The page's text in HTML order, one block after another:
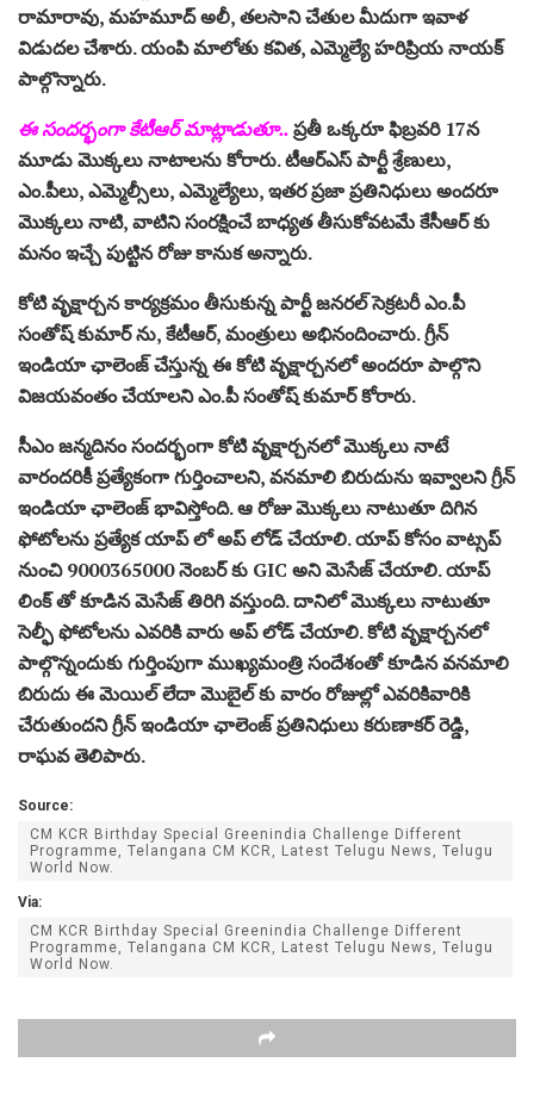
రామారావు, మహమూద్ అలీ, తలసాని చేతుల మీదుగా ఇవాళ
విడుదల చేశారు. యంపి మాలోతు కవిత, ఎమ్మెల్యే హరిప్రియ నాయక్
పాల్గొన్నారు.
ఈ సందర్భంగా కేటీఆర్‌ మాట్లాడుతూ..ప్రతీ ఒక్కరూ ఫిబ్రవరి 17న
మూడు మొక్కలు నాటాలను కోరారు. టీఆర్ఎస్ పార్టీ శ్రేణులు,
ఎం.పీలు, ఎమ్మెల్సీలు, ఎమ్మెల్యేలు, ఇతర ప్రజా ప్రతినిధులు అందరూ
మొక్కలు నాటి, వాటిని సంరక్షించే బాధ్యత తీసుకోవటమే కేసీఆర్ కు
మనం ఇచ్చే పుట్టిన రోజు కానుక అన్నారు.
కోటి వృక్షార్చన కార్యక్రమం తీసుకున్న పార్టీ జనరల్ సెక్రటరీ ఎం.పీ
సంతోష్ కుమార్ ను, కేటీఆర్‌, మంత్రులు అభినందించారు. గ్రీన్
ఇండియా ఛాలెంజ్ చేస్తున్న ఈ కోటి వృక్షార్చనలో అందరూ పాల్గొని
విజయవంతం చేయాలని ఎం.పీ సంతోష్ కుమార్ కోరారు.
సీఎం జన్మదినం సందర్భంగా కోటి వృక్షార్చనలో మొక్కలు నాటే
వారందరికీ ప్రత్యేకంగా గుర్తించాలని, వనమాలి బిరుదును ఇవ్వాలని గ్రీన్
ఇండియా ఛాలెంజ్ భావిస్తోంది. ఆ రోజు మొక్కలు నాటుతూ దిగిన
ఫోటోలను ప్రత్యేక యాప్ లో అప్ లోడ్ చేయాలి. యాప్ కోసం వాట్సప్
నుంచి 9000365000 నెంబర్ కు GIC అని మెసేజ్ చేయాలి. యాప్
లింక్ తో కూడిన మెసేజ్ తిరిగి వస్తుంది. దానిలో మొక్కలు నాటుతూ
సెల్ఫీ ఫోటోలను ఎవరికి వారు అప్ లోడ్ చేయాలి. కోటి వృక్షార్చనలో
పాల్గొన్నందుకు గుర్తింపుగా ముఖ్యమంత్రి సందేశంతో కూడిన వనమాలి
బిరుదు ఈ మెయిల్ లేదా మొబైల్ కు వారం రోజుల్లో ఎవరికివారికి
చేరుతుందని గ్రీన్ ఇండియా ఛాలెంజ్ ప్రతినిధులు కరుణాకర్ రెడ్డి,
రాఘవ తెలిపారు.
Source:
CM KCR Birthday Special Greenindia Challenge Different
Programme, Telangana CM KCR, Latest Telugu News, Telugu
World Now.
Via:
CM KCR Birthday Special Greenindia Challenge Different
Programme, Telangana CM KCR, Latest Telugu News, Telugu
World Now.